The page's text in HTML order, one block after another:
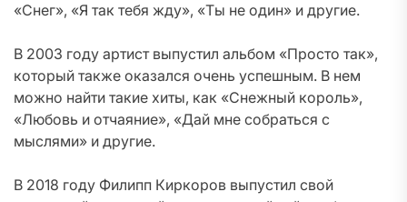
«Снег», «Я так тебя жду», «Ты не один» и другие.
В 2003 году артист выпустил альбом «Просто так»,
который также оказался очень успешным. В нем
можно найти такие хиты, как «Снежный король»,
«Любовь и отчаяние», «Дай мне собраться с
мыслями» и другие.
В 2018 году Филипп Киркоров выпустил свой